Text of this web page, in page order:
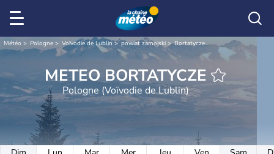
Météo Pologne Voïvodie de Lublin powiat zamojski Bortatycze
METEO BORTATYCZE
Pologne (Voïvodie de Lublin)